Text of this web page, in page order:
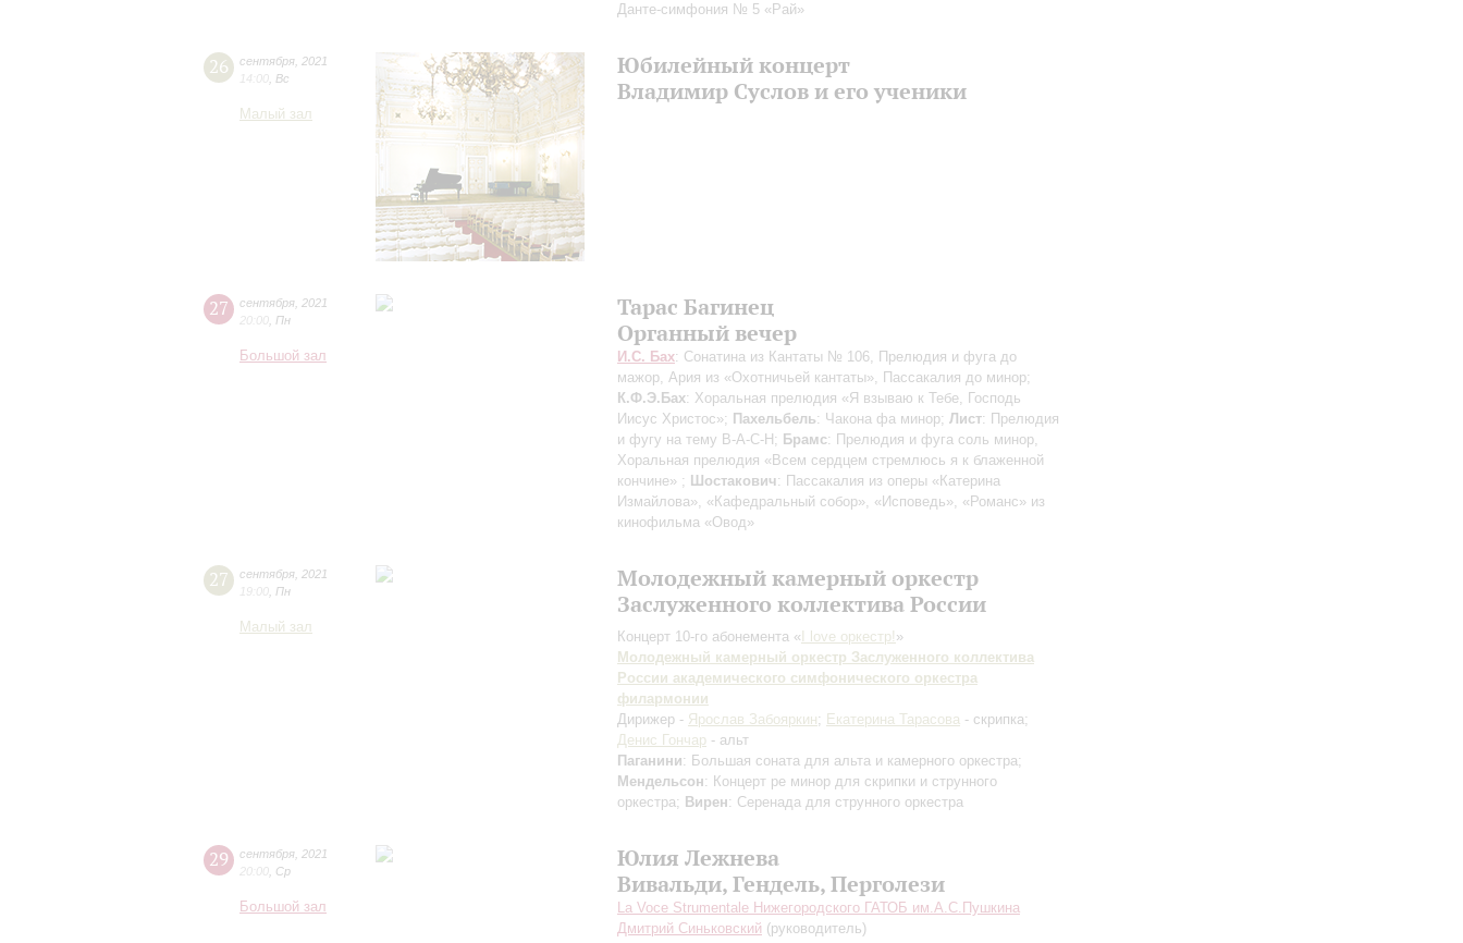
Данте-симфония № 5 «Рай»
26 сентября 2021
14:00 Вс
Малый зал
Юбилейный концерт
Владимир Суслов и его ученики
27 сентября 2021
20:00 Пн
Большой зал
Тарас Багинец
Органный вечер
И.С. Бах: Сонатина из Кантаты № 106, Прелюдия и фуга до
мажор, Ария из «Охотничьей кантаты», Пассакалия до минор;
К.Ф.Э.Бах: Хоральная прелюдия «Я взываю к Тебе, Господь
Иисус Христос»; Пахельбель: Чакона фа минор; Лист: Прелюдия
и фугу на тему В-А-С-Н; Брамс: Прелюдия и фуга соль минор,
Хоральная прелюдия «Всем сердцем стремлюсь я к блаженной
кончине» ; Шостакович: Пассакалия из оперы «Катерина
Измайлова», «Кафедральный собор», «Исповедь», «Романс» из
кинофильма «Овод»
27 сентября 2021
19:00 Пн
Малый зал
Молодежный камерный оркестр
Заслуженного коллектива России
Концерт 10-го абонемента « I love оркестр! »
Молодежный камерный оркестр Заслуженного коллектива
России академического симфонического оркестра
филармонии
Дирижер - Ярослав Забояркин; Екатерина Тарасова - скрипка;
Денис Гончар - альт
Паганини: Большая соната для альта и камерного оркестра;
Мендельсон: Концерт ре минор для скрипки и струнного
оркестра; Вирен: Серенада для струнного оркестра
29 сентября 2021
20:00 Ср
Большой зал
Юлия Лежнева
Вивальди, Гендель, Перголези
La Voce Strumentale Нижегородского ГАТОБ им.А.С.Пушкина
Дмитрий Синьковский (руководитель)